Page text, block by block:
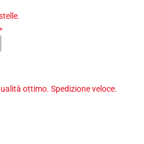
ottimo. Spedizione veloce.